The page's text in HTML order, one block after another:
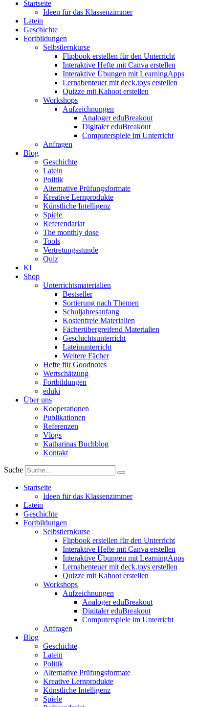
Startseite
Ideen für das Klassenzimmer
Latein
Geschichte
Fortbildungen
Selbstlernkurse
Flipbook erstellen für den Unterricht
Interaktive Hefte mit Canva erstellen
Interaktive Übungen mit LearningApps
Lernabenteuer mit deck.toys erstellen
Quizze mit Kahoot erstellen
Workshops
Aufzeichnungen
Analoger eduBreakout
Digitaler eduBreakout
Computerspiele im Unterricht
Anfragen
Blog
Geschichte
Latein
Politik
Alternative Prüfungsformate
Kreative Lernprodukte
Künstliche Intelligenz
Spiele
Referendariat
The monthly dose
Tools
Vertretungsstunde
Quiz
KI
Shop
Unterrichtsmaterialien
Bestseller
Sortierung nach Themen
Schuljahresanfang
Kostenfreie Materialien
Fächerübergreifend Materialien
Geschichtsunterricht
Lateinunterricht
Weitere Fächer
Hefte für Goodnotes
Wertschätzung
Fortbildungen
eduki
Über uns
Kooperationen
Publikationen
Referenzen
Vlogs
Katharinas Buchblog
Kontakt
Suche
Startseite
Ideen für das Klassenzimmer
Latein
Geschichte
Fortbildungen
Selbstlernkurse
Flipbook erstellen für den Unterricht
Interaktive Hefte mit Canva erstellen
Interaktive Übungen mit LearningApps
Lernabenteuer mit deck.toys erstellen
Quizze mit Kahoot erstellen
Workshops
Aufzeichnungen
Analoger eduBreakout
Digitaler eduBreakout
Computerspiele im Unterricht
Anfragen
Blog
Geschichte
Latein
Politik
Alternative Prüfungsformate
Kreative Lernprodukte
Künstliche Intelligenz
Spiele